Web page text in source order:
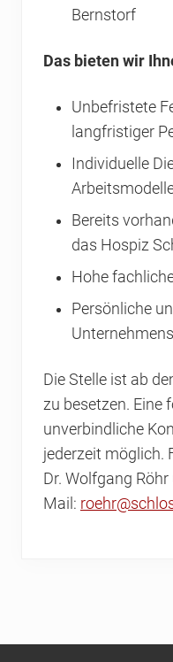
Bernstorf
Das bieten wir
Unbefristete
langfristiger
Individuelle
Bereits
das Hospiz
Hohe
Persönliche
Die Stelle ist ab
zu besetzen. Eine
unverbindliche
jederzeit möglich.
Dr. Wolfgang
Mail: